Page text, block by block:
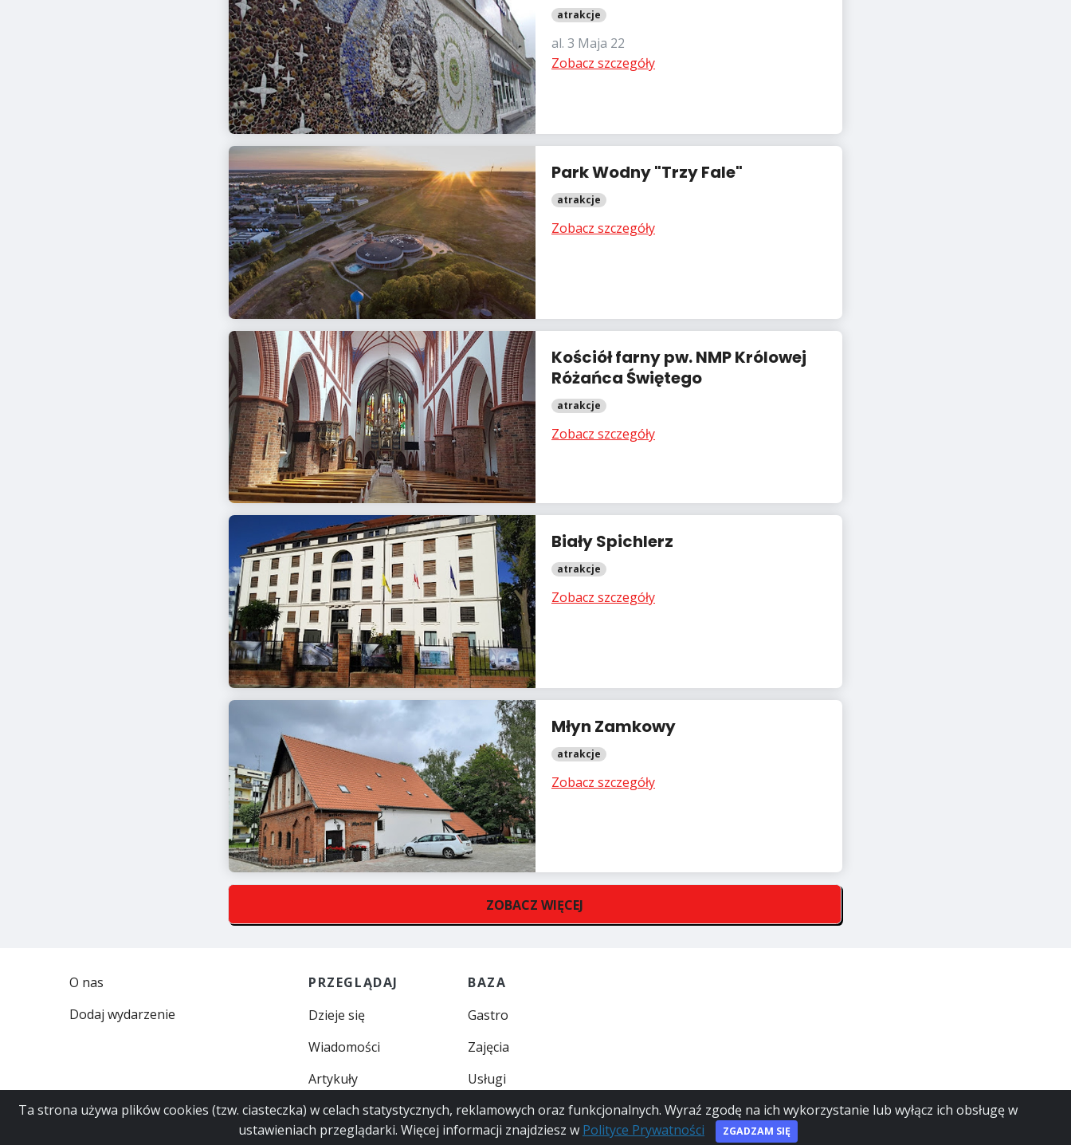
atrakcje
al. 3 Maja 22
Zobacz szczegóły
Park Wodny "Trzy Fale"
atrakcje
Zobacz szczegóły
Kościół farny pw. NMP Królowej
Różańca Świętego
atrakcje
Zobacz szczegóły
Biały Spichlerz
atrakcje
Zobacz szczegóły
Młyn Zamkowy
atrakcje
Zobacz szczegóły
ZOBACZ WIĘCEJ
O nas
Dodaj wydarzenie
PRZEGLĄDAJ
Dzieje się
Wiadomości
Artykuły
BAZA
Gastro
Zajęcia
Usługi
Regulamin
Ta strona używa plików cookies (tzw. ciasteczka) w celach statystycznych, reklamowych oraz funkcjonalnych. Wyraź zgodę na ich wykorzystanie lub wyłącz ich obsługę w
ustawieniach przeglądarki. Więcej informacji znajdziesz w Polityce Prywatności ZGADZAM SIĘ